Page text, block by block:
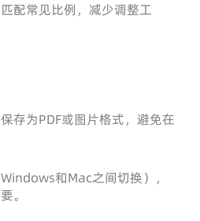
配常见比例，减少调整工
存为PDF或图片格式，避免在
和Mac之间切换），
。